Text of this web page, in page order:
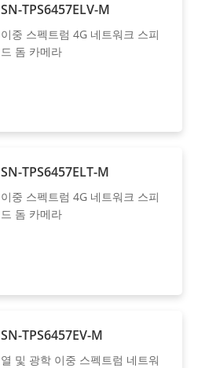
SN-TPS6457ELV-M
이중 스펙트럼 4G 네트워크 스피
드 돔 카메라
SN-TPS6457ELT-M
이중 스펙트럼 4G 네트워크 스피
드 돔 카메라
SN-TPS6457EV-M
열 및 광학 이중 스펙트럼 네트워